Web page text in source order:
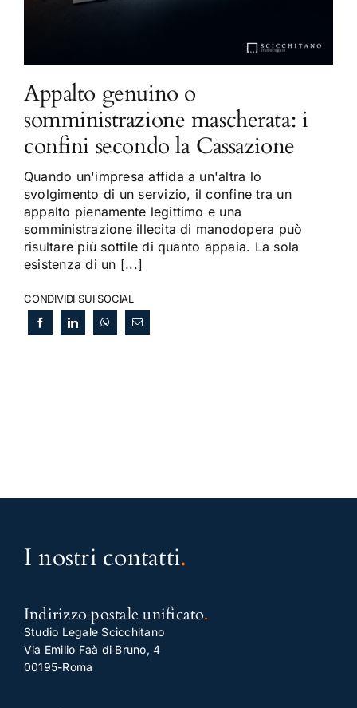
Appalto genuino o
somministrazione mascherata: i
confini secondo la Cassazione
Quando un'impresa affida a un'altra lo
svolgimento di un servizio, il confine tra un
appalto pienamente legittimo e una
somministrazione illecita di manodopera può
risultare più sottile di quanto appaia. La sola
esistenza di un [...]
CONDIVIDI SUI SOCIAL
I nostri contatti.
Indirizzo postale unificato.
Studio Legale Scicchitano
Via Emilio Faà di Bruno, 4
00195-Roma